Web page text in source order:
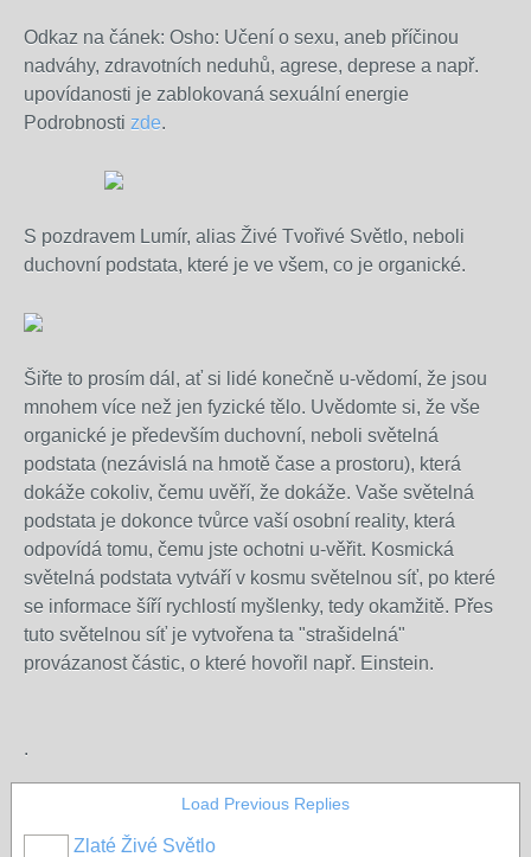
Odkaz na čánek: Osho: Učení o sexu, aneb příčinou
nadváhy, zdravotních neduhů, agrese, deprese a např.
upovídanosti je zablokovaná sexuální energie
Podrobnosti zde.
S pozdravem Lumír, alias Živé Tvořivé Světlo, neboli
duchovní podstata, které je ve všem, co je organické.
Šiřte to prosím dál, ať si lidé konečně u-vědomí, že jsou
mnohem více než jen fyzické tělo. Uvědomte si, že vše
organické je především duchovní, neboli světelná
podstata (nezávislá na hmotě čase a prostoru), která
dokáže cokoliv, čemu uvěří, že dokáže. Vaše světelná
podstata je dokonce tvůrce vaší osobní reality, která
odpovídá tomu, čemu jste ochotni u-věřit. Kosmická
světelná podstata vytváří v kosmu světelnou síť, po které
se informace šíří rychlostí myšlenky, tedy okamžitě. Přes
tuto světelnou síť je vytvořena ta "strašidelná"
provázanost částic, o které hovořil např. Einstein.
.
Load Previous Replies
Zlaté Živé Světlo